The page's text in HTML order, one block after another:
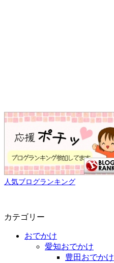
人気ブログランキング
カテゴリー
おでかけ
愛知おでかけ
豊田おでかけ